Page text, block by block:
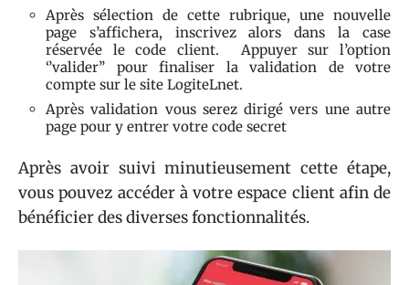
Après sélection de cette rubrique, une nouvelle
page s’affichera, inscrivez alors dans la case
réservée le code client. Appuyer sur l’option
‘’valider’’ pour finaliser la validation de votre
compte sur le site LogiteLnet.
Après validation vous serez dirigé vers une autre
page pour y entrer votre code secret
Après avoir suivi minutieusement cette étape,
vous pouvez accéder à votre espace client afin de
bénéficier des diverses fonctionnalités.